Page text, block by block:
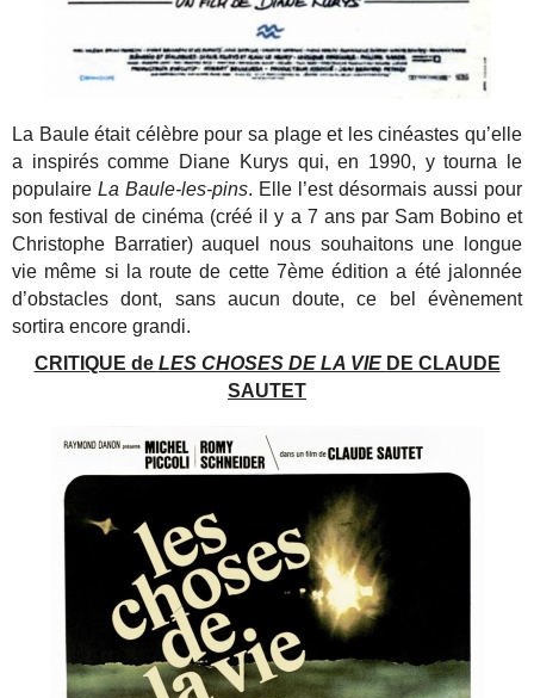
La Baule était célèbre pour sa plage et les cinéastes qu’elle
a inspirés comme Diane Kurys qui, en 1990, y tourna le
populaireLa Baule-les-pins. Elle l’est désormais aussi pour
son festival de cinéma (créé il y a 7 ans par Sam Bobino et
Christophe Barratier) auquel nous souhaitons une longue
vie même si la route de cette 7ème édition a été jalonnée
d’obstacles dont, sans aucun doute, ce bel évènement
sortira encore grandi.
CRITIQUE de LES CHOSES DE LA VIE DE CLAUDE
SAUTET